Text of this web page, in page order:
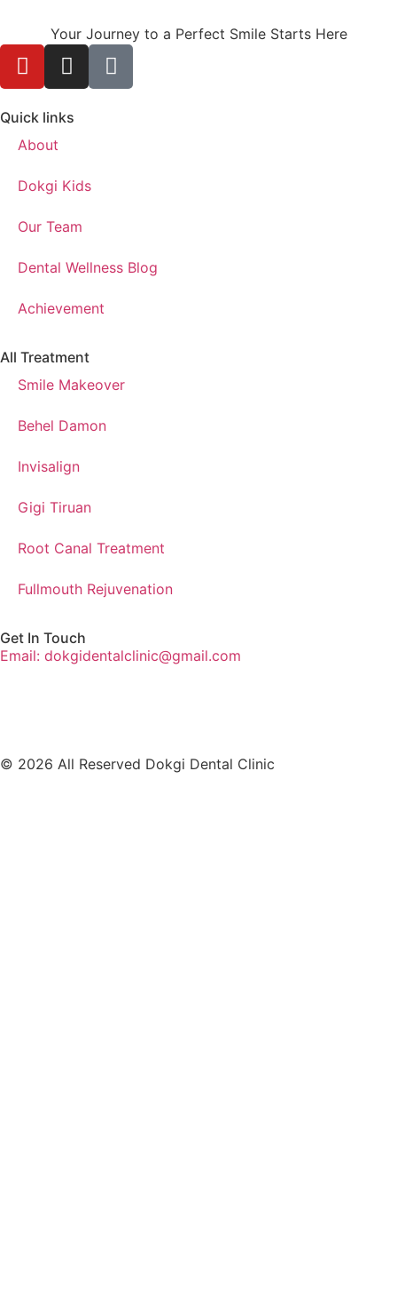
Your Journey to a Perfect Smile Starts Here
Quick links
About
Dokgi Kids
Our Team
Dental Wellness Blog
Achievement
All Treatment
Smile Makeover
Behel Damon
Invisalign
Gigi Tiruan
Root Canal Treatment
Fullmouth Rejuvenation
Get In Touch
Email: dokgidentalclinic@gmail.com
© 2026 All Reserved Dokgi Dental Clinic